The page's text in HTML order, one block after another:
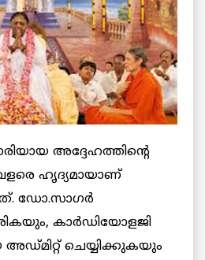
അദ്ദേഹത്തിന്റെ
ഹൃദ്യമായാണ്
ഡോ.സാഗര്‍
കാര്‍ഡിയോളജി
ചെയ്യിക്കുകയും